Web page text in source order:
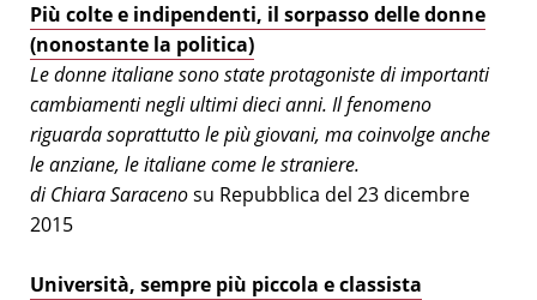
Più colte e indipendenti, il sorpasso delle donne
(nonostante la politica)
Le donne italiane sono state protagoniste di importanti
cambiamenti negli ultimi dieci anni. Il fenomeno
riguarda soprattutto le più giovani, ma coinvolge anche
le anziane, le italiane come le straniere.
di Chiara Saracenosu Repubblica del 23 dicembre
2015
Università, sempre più piccola e classista